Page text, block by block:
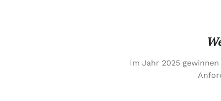
Im Jahr 2025